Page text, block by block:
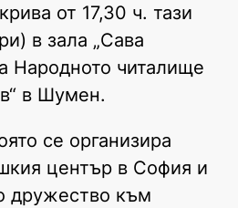
от 17,30 ч. тази
в зала „Сава
Народното читалище
в Шумен.
се организира
център в София и
дружество към